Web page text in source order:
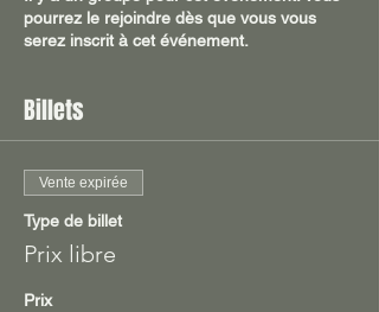
pourrez le rejoindre dès que vous vous
serez inscrit à cet événement.
Billets
Vente expirée
Type de billet
Prix libre
Prix